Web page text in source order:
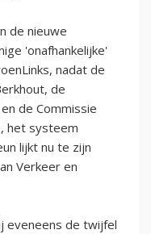
de nieuwe
'onafhankelijke'
nadat de
de
de Commissie
het systeem
lijkt nu te zijn
Verkeer en
eveneens de twijfel